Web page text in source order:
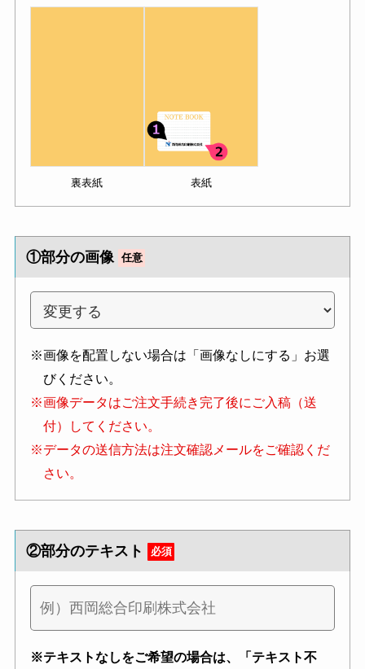
裏表紙 表紙
①部分の画像 任意
※画像を配置しない場合は「画像なしにする」お選
びください。
※画像データはご注文手続き完了後にご入稿（送
付）してください。
※データの送信方法は注文確認メールをご確認くだ
さい。
②部分のテキスト 必須
※テキストなしをご希望の場合は、「テキスト不